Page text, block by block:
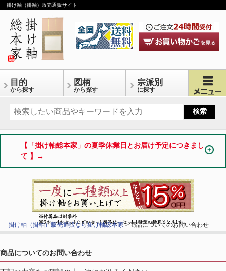
掛け軸（掛軸）販売通販サイト
目的
から探す
図柄
から探す
宗派別
に探す
【「掛け軸総本家」の夏季休業日とお届け予定につきまし
て 】→
掛け軸（掛軸）販売通販なら掛け軸総本家> 商品についてのお問い合わせ
商品についてのお問い合わせ